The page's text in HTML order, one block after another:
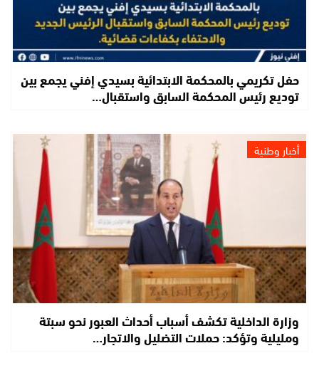
حفل تكريمي بالمحكمة الابتدائية بسيدي إفني يجمع بين
توديع رئيس المحكمة السابق واستقبال…
أخبار وطنية
وزارة الداخلية تكشف أسباب أحداث العبور نحو سبتة
ومليلية وتؤكد: حملات التضليل والاتجار…